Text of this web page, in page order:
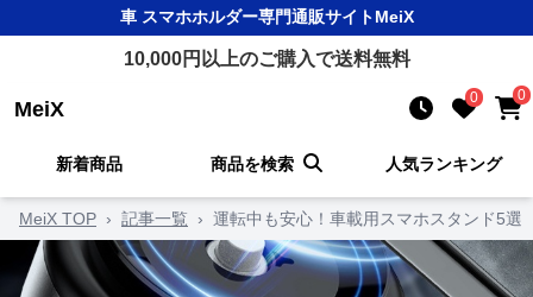
車 スマホホルダー専門通販サイトMeiX
10,000円以上のご購入で送料無料
MeiX 0 0
新着商品 商品を検索 人気ランキング
MeiX TOP › 記事一覧 › 運転中も安心！車載用スマホスタンド5選